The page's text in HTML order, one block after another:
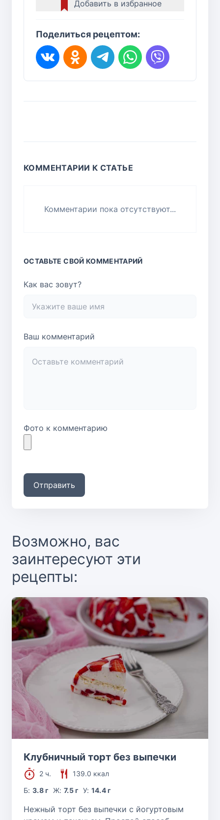
Добавить в избранное
Поделиться рецептом:
КОММЕНТАРИИ К СТАТЬЕ
Комментарии пока отсутствуют...
ОСТАВЬТЕ СВОЙ КОММЕНТАРИЙ
Как вас зовут?
Ваш комментарий
Фото к комментарию
Отправить
Возможно, вас
заинтересуют эти
рецепты:
Клубничный торт без выпечки
2 ч.
139.0 ккал
Б:3.8 г Ж: 7.5 г У: 14.4 г
Нежный торт без выпечки с йогуртовым